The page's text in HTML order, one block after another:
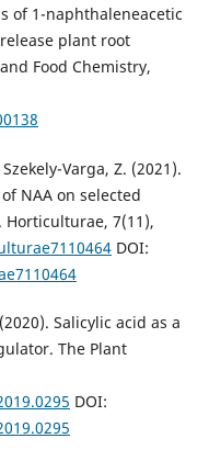
of 1-naphthaleneacetic
plant root
Food Chemistry,
Varga, Z. (2021).
NAA on selected
7(11),
DOI:
Salicylic acid as a
The Plant
DOI: